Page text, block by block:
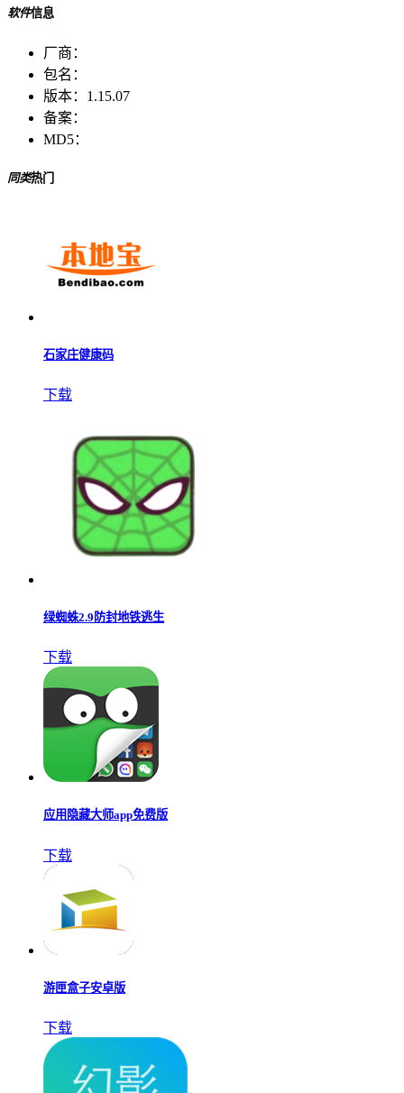
软件信息
厂商：
包名：
版本： 1.15.07
备案：
MD5：
同类热门
石家庄健康码
下载
绿蜘蛛2.9防封地铁逃生
下载
应用隐藏大师app免费版
下载
游匣盒子安卓版
下载